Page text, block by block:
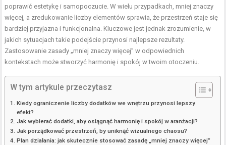
poprawić estetykę i samopoczucie. W wielu przypadkach, mniej znaczy
więcej, a zredukowanie liczby elementów sprawia, że przestrzeń staje się
bardziej przyjazna i funkcjonalna. Kluczowe jest jednak zrozumienie, w
jakich sytuacjach takie podejście przynosi najlepsze rezultaty.
Zastosowanie zasady „mniej znaczy więcej” w odpowiednich
kontekstach może stworzyć harmonię i spokój w twoim otoczeniu.
W tym artykule przeczytasz
Kiedy ograniczenie liczby dodatków we wnętrzu przynosi lepszy
efekt?
Jak wybierać dodatki, aby osiągnąć harmonię i spokój w aranżacji?
Jak porządkować przestrzeń, by uniknąć wizualnego chaosu?
Plan działania: jak skutecznie stosować zasadę „mniej znaczy więcej”